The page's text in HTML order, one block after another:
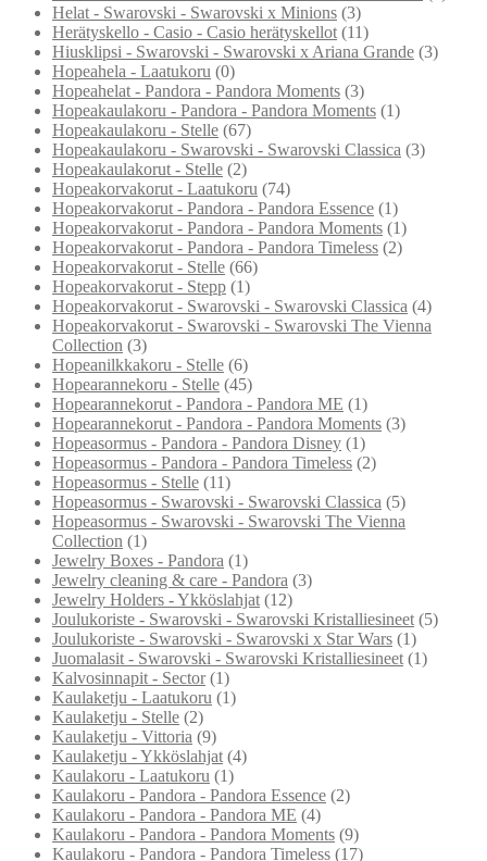
Helat - Swarovski - Swarovski x Minions (3)
Herätyskello - Casio - Casio herätyskellot (11)
Hiusklipsi - Swarovski - Swarovski x Ariana Grande (3)
Hopeahela - Laatukoru (0)
Hopeahelat - Pandora - Pandora Moments (3)
Hopeakaulakoru - Pandora - Pandora Moments (1)
Hopeakaulakoru - Stelle (67)
Hopeakaulakoru - Swarovski - Swarovski Classica (3)
Hopeakaulakorut - Stelle (2)
Hopeakorvakorut - Laatukoru (74)
Hopeakorvakorut - Pandora - Pandora Essence (1)
Hopeakorvakorut - Pandora - Pandora Moments (1)
Hopeakorvakorut - Pandora - Pandora Timeless (2)
Hopeakorvakorut - Stelle (66)
Hopeakorvakorut - Stepp (1)
Hopeakorvakorut - Swarovski - Swarovski Classica (4)
Hopeakorvakorut - Swarovski - Swarovski The Vienna
Collection (3)
Hopeanilkkakoru - Stelle (6)
Hopearannekoru - Stelle (45)
Hopearannekorut - Pandora - Pandora ME (1)
Hopearannekorut - Pandora - Pandora Moments (3)
Hopeasormus - Pandora - Pandora Disney (1)
Hopeasormus - Pandora - Pandora Timeless (2)
Hopeasormus - Stelle (11)
Hopeasormus - Swarovski - Swarovski Classica (5)
Hopeasormus - Swarovski - Swarovski The Vienna
Collection (1)
Jewelry Boxes - Pandora (1)
Jewelry cleaning & care - Pandora (3)
Jewelry Holders - Ykköslahjat (12)
Joulukoriste - Swarovski - Swarovski Kristalliesineet (5)
Joulukoriste - Swarovski - Swarovski x Star Wars (1)
Juomalasit - Swarovski - Swarovski Kristalliesineet (1)
Kalvosinnapit - Sector (1)
Kaulaketju - Laatukoru (1)
Kaulaketju - Stelle (2)
Kaulaketju - Vittoria (9)
Kaulaketju - Ykköslahjat (4)
Kaulakoru - Laatukoru (1)
Kaulakoru - Pandora - Pandora Essence (2)
Kaulakoru - Pandora - Pandora ME (4)
Kaulakoru - Pandora - Pandora Moments (9)
Kaulakoru - Pandora - Pandora Timeless (17)